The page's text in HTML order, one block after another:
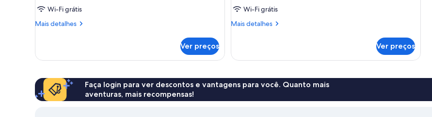
Wi-Fi grátis
Mais detalhes
Mais
Ver preços
Wi-Fi grátis
Mais detalhes
Mais
Ver preços
Faça login para ver descontos e vantagens para você. Quanto mais
aventuras, mais recompensas!